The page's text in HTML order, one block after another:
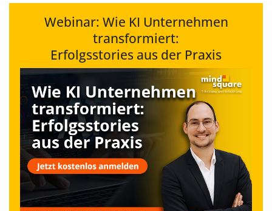
Webinar: Wie KI Unternehmen
transformiert:
Erfolgsstories aus der Praxis